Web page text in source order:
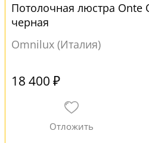
Потолочная люстра Onte
черная
Omnilux (Италия)
18 400 ₽